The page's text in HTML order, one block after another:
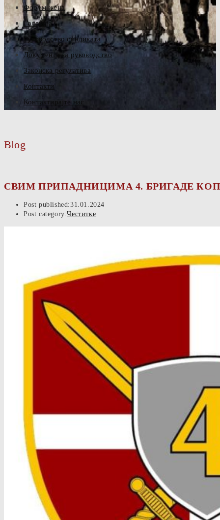
Форум жена
Галерија
Руководство синдиката
Документа за руководство
Законска регулатива
Контакти
Контактирајте нас
Blog
СВИМ ПРИПАДНИЦИМА 4. БРИГАДЕ
Post published:31.01.2024
Post category:Честитке